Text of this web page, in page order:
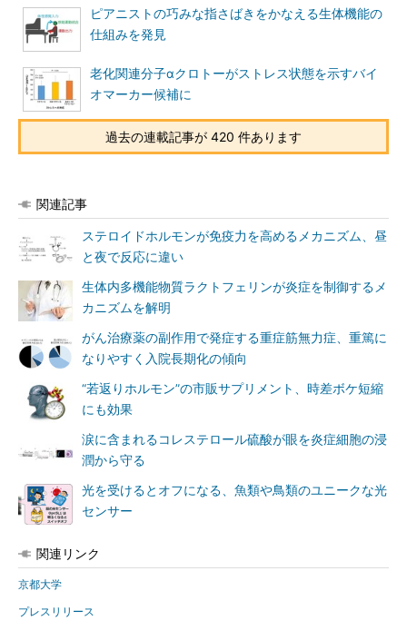
ピアニストの巧みな指さばきをかなえる生体機能の
仕組みを発見
老化関連分子αクロトーがストレス状態を示すバイ
オマーカー候補に
過去の連載記事が 420 件あります
関連記事
ステロイドホルモンが免疫力を高めるメカニズム、昼
と夜で反応に違い
生体内多機能物質ラクトフェリンが炎症を制御するメ
カニズムを解明
がん治療薬の副作用で発症する重症筋無力症、重篤に
なりやすく入院長期化の傾向
“若返りホルモン”の市販サプリメント、時差ボケ短縮
にも効果
涙に含まれるコレステロール硫酸が眼を炎症細胞の浸
潤から守る
光を受けるとオフになる、魚類や鳥類のユニークな光
センサー
関連リンク
京都大学
プレスリリース